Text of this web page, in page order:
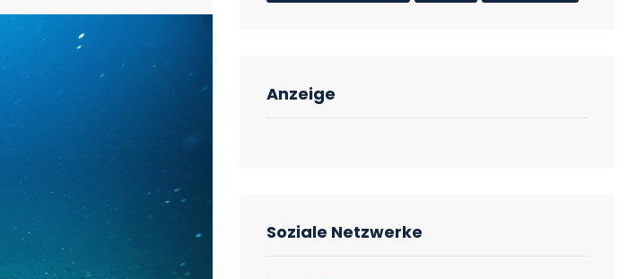
Anzeige
Soziale Netzwerke